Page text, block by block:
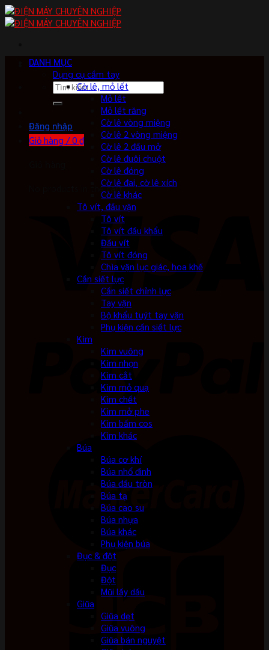
Skip
to
Tìm
kiếm:
Đăng nhập
Giỏ hàng /0 ₫
No products in the cart.
DANH MỤC
Dụng cụ cầm tay
Cờ lê, mỏ lết
Mỏ lết
Mỏ lết răng
Cờ lê vòng miệng
Cờ lê 2 vòng miệng
Cờ lê 2 đầu mở
Cờ lê đuôi chuột
Cờ lê đóng
Cờ lê đai, cờ lê xích
Cờ lê khác
Tô vít, đầu vặn
Tô vít
Tô vít đầu khẩu
Đầu vít
Tô vít đóng
Chìa vặn lục giác, hoa khế
Cần siết lực
Cần siết chỉnh lực
Tay vặn
Bộ khẩu tuýt tay vặn
Phụ kiện cần siết lực
Kìm
Kìm vuông
Kìm nhọn
Kìm cắt
Kìm mỏ quạ
Kìm chết
Kìm mở phe
Kìm bấm cos
Kìm khác
Búa
Búa cơ khí
Búa nhổ đinh
Búa đầu tròn
Búa tạ
Búa cao su
Búa nhựa
Búa khác
Phụ kiện búa
Đục & đột
Đục
Đột
Mũi lấy dấu
Giũa
Giũa dẹt
Giũa vuông
Giũa bán nguyệt